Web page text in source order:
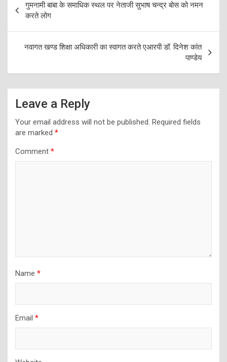
navigation
गुमनामी बाबा के समाधिक स्थल पर नेताजी सुभाष चन्द्र बोस को नमन
करते लोग
नवागत खण्ड शिक्षा अधिकारी का स्वागत करते एआरपी डॉ. दिनेश कांत
पाण्डेय
Leave a Reply
Your email address will not be published. Required fields
are marked *
Comment *
Name *
Email *